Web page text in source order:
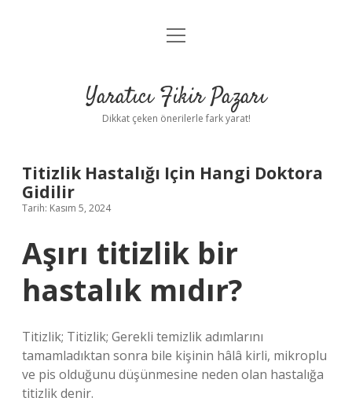
Anasayfa
Yasal Uyarı
menüyü
Yaratıcı Fikir Pazarı
Dikkat çeken önerilerle fark yarat!
Titizlik Hastalığı Için Hangi Doktora
Gidilir
Tarih: Kasım 5, 2024
Aşırı titizlik bir
hastalık mıdır?
Titizlik; Titizlik; Gerekli temizlik adımlarını
tamamladıktan sonra bile kişinin hâlâ kirli, mikroplu
ve pis olduğunu düşünmesine neden olan hastalığa
titizlik denir.